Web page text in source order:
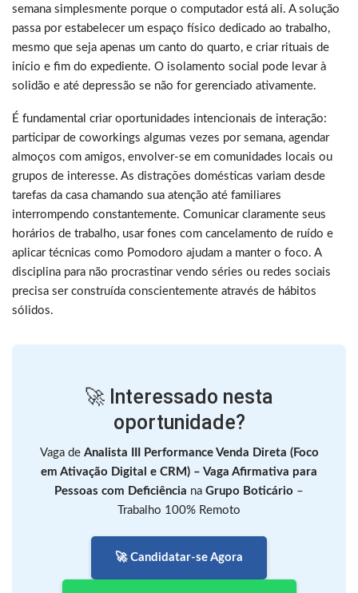
semana simplesmente porque o computador está ali. A solução
passa por estabelecer um espaço físico dedicado ao trabalho,
mesmo que seja apenas um canto do quarto, e criar rituais de
início e fim do expediente. O isolamento social pode levar à
solidão e até depressão se não for gerenciado ativamente.
É fundamental criar oportunidades intencionais de interação:
participar de coworkings algumas vezes por semana, agendar
almoços com amigos, envolver-se em comunidades locais ou
grupos de interesse. As distrações domésticas variam desde
tarefas da casa chamando sua atenção até familiares
interrompendo constantemente. Comunicar claramente seus
horários de trabalho, usar fones com cancelamento de ruído e
aplicar técnicas como Pomodoro ajudam a manter o foco. A
disciplina para não procrastinar vendo séries ou redes sociais
precisa ser construída conscientemente através de hábitos
sólidos.
🚀 Interessado nesta
oportunidade?
Vaga de Analista III Performance Venda Direta (Foco
em Ativação Digital e CRM) – Vaga Afirmativa para
Pessoas com Deficiência na Grupo Boticário –
Trabalho 100% Remoto
🚀 Candidatar-se Agora